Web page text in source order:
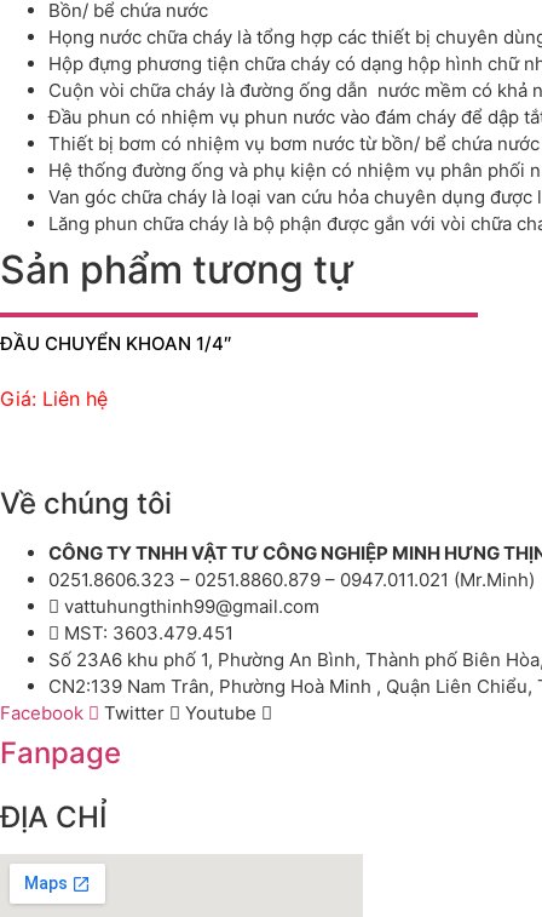
Bồn/ bể chứa nước
Họng nước chữa cháy là tổng hợp các thiết bị chuyên
Hộp đựng phương tiện chữa cháy có dạng hộp hình chữ
Cuộn vòi chữa cháy là đường ống dẫn nước mềm có
Đầu phun có nhiệm vụ phun nước vào đám cháy để dập
Thiết bị bơm có nhiệm vụ bơm nước từ bồn/ bể chứa
Hệ thống đường ống và phụ kiện có nhiệm vụ phân phối
Van góc chữa cháy là loại van cứu hỏa chuyên dụng
Lăng phun chữa cháy là bộ phận được gắn với vòi chữa
Sản phẩm tương tự
ĐẦU CHUYỂN KHOAN 1/4″
Giá: Liên hệ
Về chúng tôi
CÔNG TY TNHH VẬT TƯ CÔNG NGHIỆP MINH HƯNG
0251.8606.323 – 0251.8860.879 – 0947.011.021 (Mr.Minh)
vattuhungthinh99@gmail.com
MST: 3603.479.451
Số 23A6 khu phố 1, Phường An Bình, Thành phố Biên
CN2:139 Nam Trân, Phường Hoà Minh , Quận Liên Chiểu,
Facebook
Twitter Youtube
Fanpage
ĐỊA CHỈ